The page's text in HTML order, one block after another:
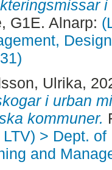
G1E. Alnarp:
Ulrika,
i urban
kommuner.
LTV) > Dept.
and